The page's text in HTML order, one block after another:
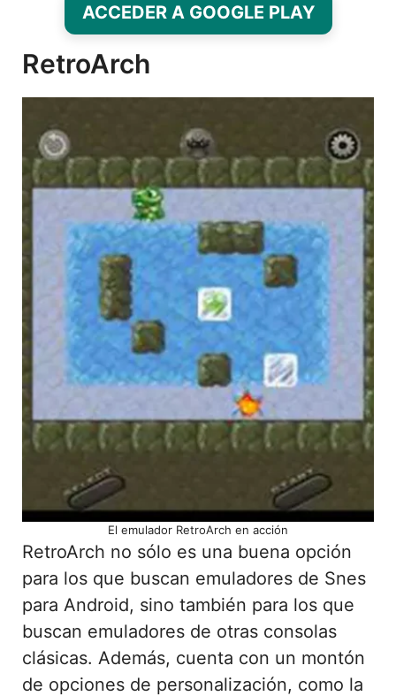
ACCEDER A GOOGLE PLAY
RetroArch
El emulador RetroArch en acción
RetroArch no sólo es una buena opción
para los que buscan emuladores de Snes
para Android, sino también para los que
buscan emuladores de otras consolas
clásicas. Además, cuenta con un montón
de opciones de personalización, como la